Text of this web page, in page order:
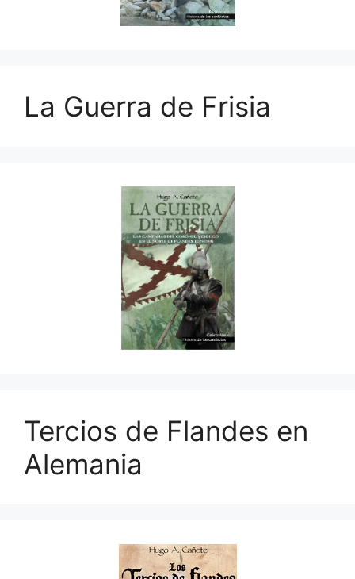
La Guerra de Frisia
Tercios de Flandes en
Alemania